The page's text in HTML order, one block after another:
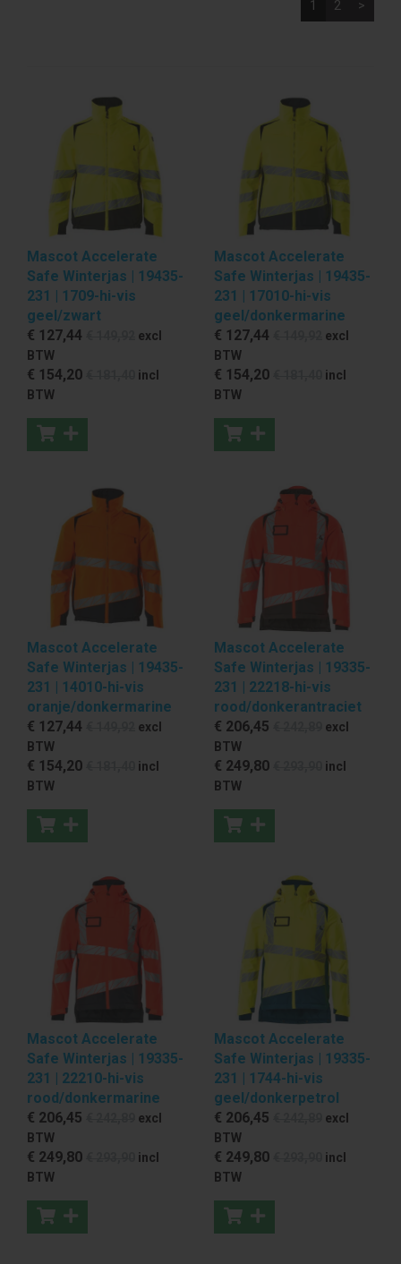
1 2 >
Mascot Accelerate
Safe Winterjas | 19435-
231 | 1709-hi-vis
geel/zwart
€ 127,44
excl
BTW
€ 154,20
incl
BTW
Mascot Accelerate
Safe Winterjas | 19435-
231 | 17010-hi-vis
geel/donkermarine
€ 127,44
excl
BTW
€ 154,20
incl
BTW
Mascot Accelerate
Safe Winterjas | 19435-
231 | 14010-hi-vis
oranje/donkermarine
€ 127,44
excl
BTW
€ 154,20
incl
BTW
Mascot Accelerate
Safe Winterjas | 19335-
231 | 22218-hi-vis
rood/donkerantraciet
€ 206,45
excl
BTW
€ 249,80
incl
BTW
Mascot Accelerate
Safe Winterjas | 19335-
231 | 22210-hi-vis
rood/donkermarine
€ 206,45
excl
BTW
€ 249,80
incl
BTW
Mascot Accelerate
Safe Winterjas | 19335-
231 | 1744-hi-vis
geel/donkerpetrol
€ 206,45
excl
BTW
€ 249,80
incl
BTW